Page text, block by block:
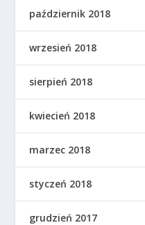
październik 2018
wrzesień 2018
sierpień 2018
kwiecień 2018
marzec 2018
styczeń 2018
grudzień 2017